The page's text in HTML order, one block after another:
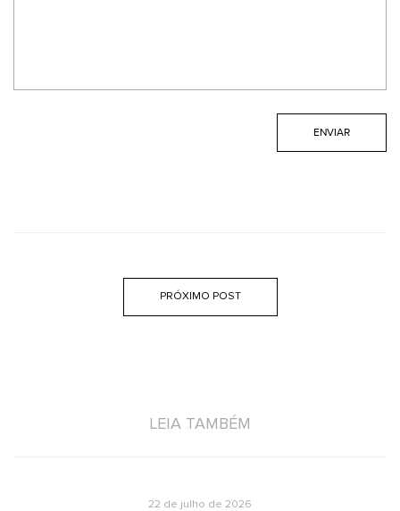
PRÓXIMO POST
LEIA TAMBÉM
22 de julho de 2026